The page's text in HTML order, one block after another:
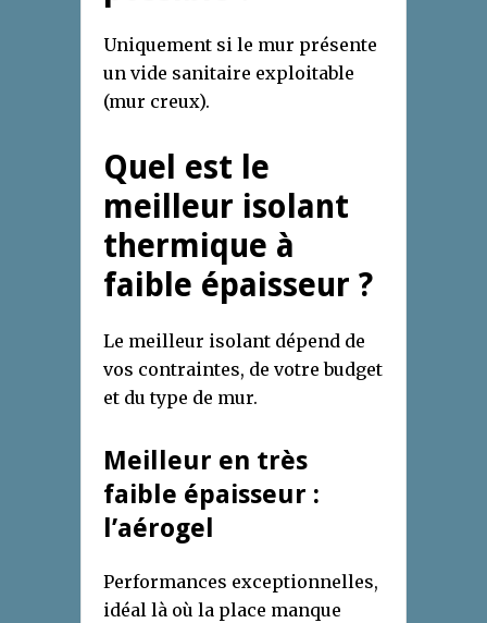
Uniquement si le mur présente
un vide sanitaire exploitable
(mur creux).
Quel est le
meilleur isolant
thermique à
faible épaisseur ?
Le meilleur isolant dépend de
vos contraintes, de votre budget
et du type de mur.
Meilleur en très
faible épaisseur :
l’aérogel
Performances exceptionnelles,
idéal là où la place manque